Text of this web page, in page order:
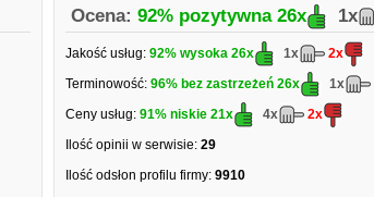
Ocena: 92% pozytywna 26x 1x
Jakość usług: 92% wysoka 26x 1x
2x
Terminowość: 96% bez zastrzeżeń 26x 1x
Ceny usług: 91% niskie 21x 4x
2x
Ilość opinii w serwisie: 29
Ilość odsłon profilu firmy: 9910